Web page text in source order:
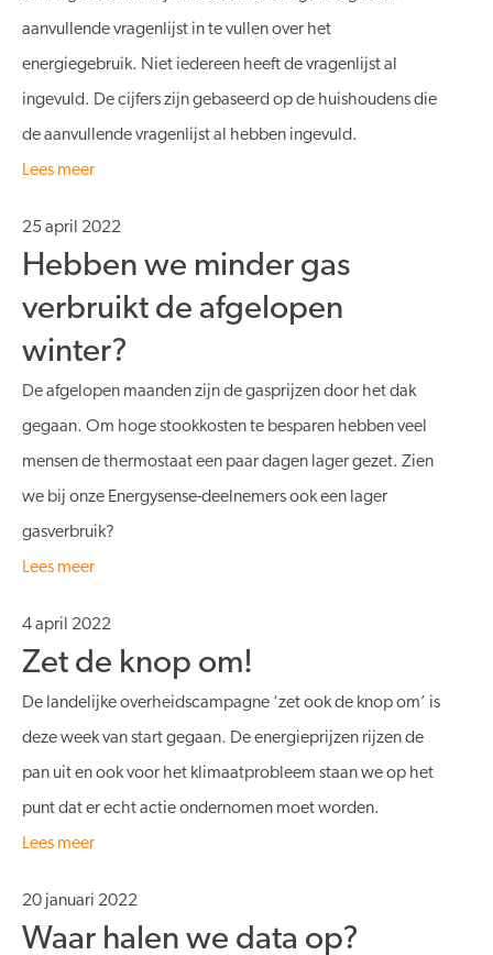
aanvullende vragenlijst in te vullen over het
energiegebruik. Niet iedereen heeft de vragenlijst al
ingevuld. De cijfers zijn gebaseerd op de huishoudens die
de aanvullende vragenlijst al hebben ingevuld.
Lees meer
25 april 2022
Hebben we minder gas
verbruikt de afgelopen
winter?
De afgelopen maanden zijn de gasprijzen door het dak
gegaan. Om hoge stookkosten te besparen hebben veel
mensen de thermostaat een paar dagen lager gezet. Zien
we bij onze Energysense-deelnemers ook een lager
gasverbruik?
Lees meer
4 april 2022
Zet de knop om!
De landelijke overheidscampagne ‘zet ook de knop om’ is
deze week van start gegaan. De energieprijzen rijzen de
pan uit en ook voor het klimaatprobleem staan we op het
punt dat er echt actie ondernomen moet worden.
Lees meer
20 januari 2022
Waar halen we data op?